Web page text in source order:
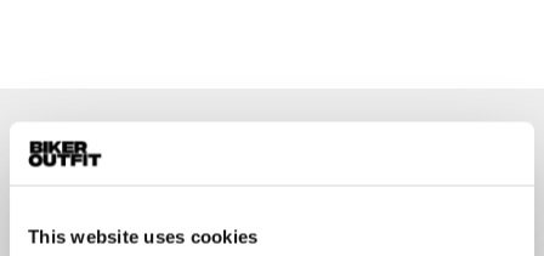
This website uses cookies